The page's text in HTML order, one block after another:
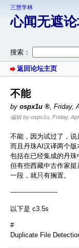
三慧学林
心闻无遮
搜索：
返回论坛主页
不能
by ospx1u , Friday,
编辑 by ospx1u, Friday,
不能，因为试过了，说
而且丹珠AI汉译两个版
包括在已经集成的丹珠
但有些西藏中古作家
一段，就只有搁置。
-----------------------
以下是 c3.5s
#
Duplicate File